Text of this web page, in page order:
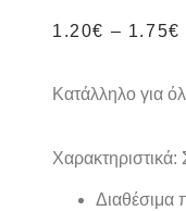
1.20€ – 1.75€
Κατάλληλο για
Διαθέσιμα